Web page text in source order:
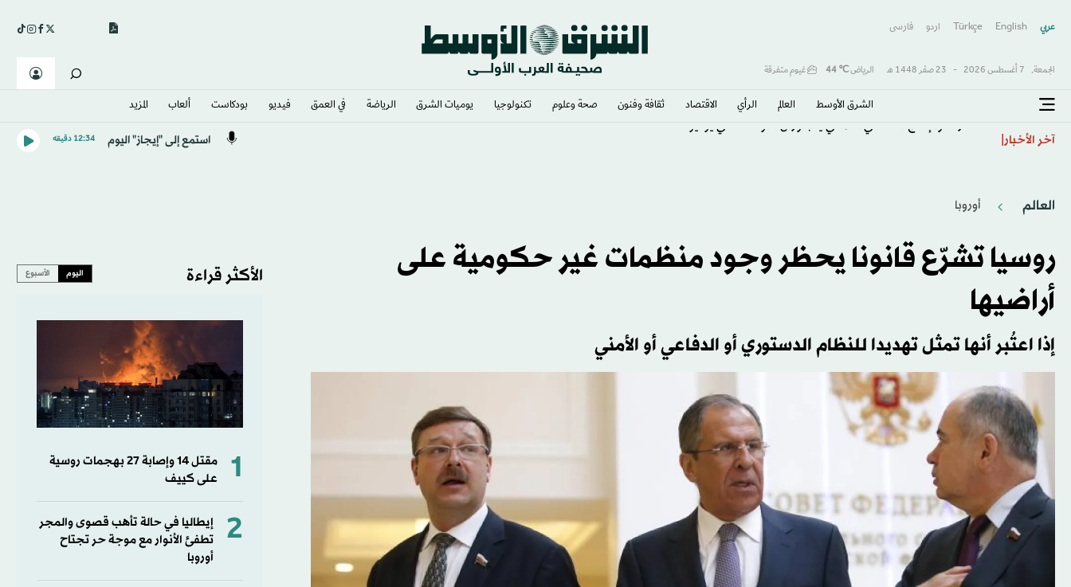
عربي English
Türkçe اردو فارسى
الجمعة, 7 أغسطس 2026 - 23 صفَر 1448 هـ الرياض℃
44 غيوم متفرقة
الشرق الأوسط​ العالم الرأي الاقتصاد ثقافة وفنون صحة وعلوم تكنولوجيا يوميات الشرق​ الرياضة في العمق فيديو بودكاست ألعاب المزيد
آخر الأخبار الصادرات والإنتاج الصناعي الألماني يتجاوزان التوقعات في يونيو استمع إلى "إيجاز" اليوم 12:34 دقيقه
العالم أوروبا
روسيا تشرّع قانونا يحظر وجود منظمات غير حكومية على
أراضيها
إذا اعتُبر أنها تمثل تهديدا للنظام الدستوري أو الدفاعي أو الأمني
الأكثر قراءة اليوم الأسبوع
1
مقتل ⁠14 وإصابة ‌27 بهجمات روسية
على كييف
2
إيطاليا في حالة تأهب قصوى والمجر
تطفئ الأنوار مع موجة حر تجتاح
أوروبا